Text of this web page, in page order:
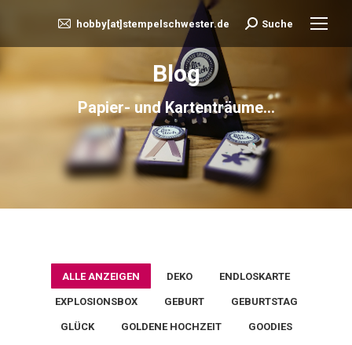
hobby[at]stempelschwester.de Search:
Suche
Blog
Papier- und Kartenträume...
ALLE ANZEIGEN DEKO ENDLOSKARTE
EXPLOSIONSBOX GEBURT GEBURTSTAG
GLÜCK GOLDENE HOCHZEIT GOODIES